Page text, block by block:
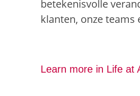
betekenisvolle
klanten, onze teams
Learn more in Life at